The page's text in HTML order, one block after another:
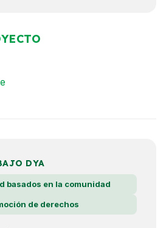
DYA
basados en la comunidad
de derechos